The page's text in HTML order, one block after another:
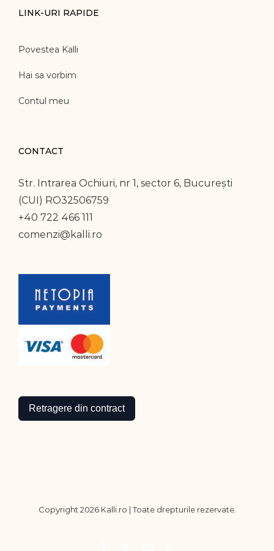
LINK-URI RAPIDE
Povestea Kalli
Hai sa vorbim
Contul meu
CONTACT
Str. Intrarea Ochiuri, nr 1, sector 6, București
(CUI) RO32506759
+40 722 466 111
comenzi@kalli.ro
Retragere din contract
Copyright 2026 Kalli.ro | Toate drepturile rezervate.